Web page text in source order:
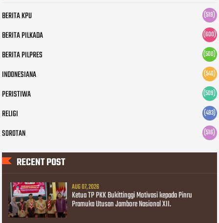
BERITA KPU (519)
BERITA PILKADA (600)
BERITA PILPRES (500)
INDONESIANA (540)
PERISTIWA (509)
RELIGI (493)
SOROTAN (516)
RECENT POST
AUG 07, 2026
Ketua TP PKK Bukittinggi Motivasi kepada Pinru
Pramuka Utusan Jambore Nasional XII.